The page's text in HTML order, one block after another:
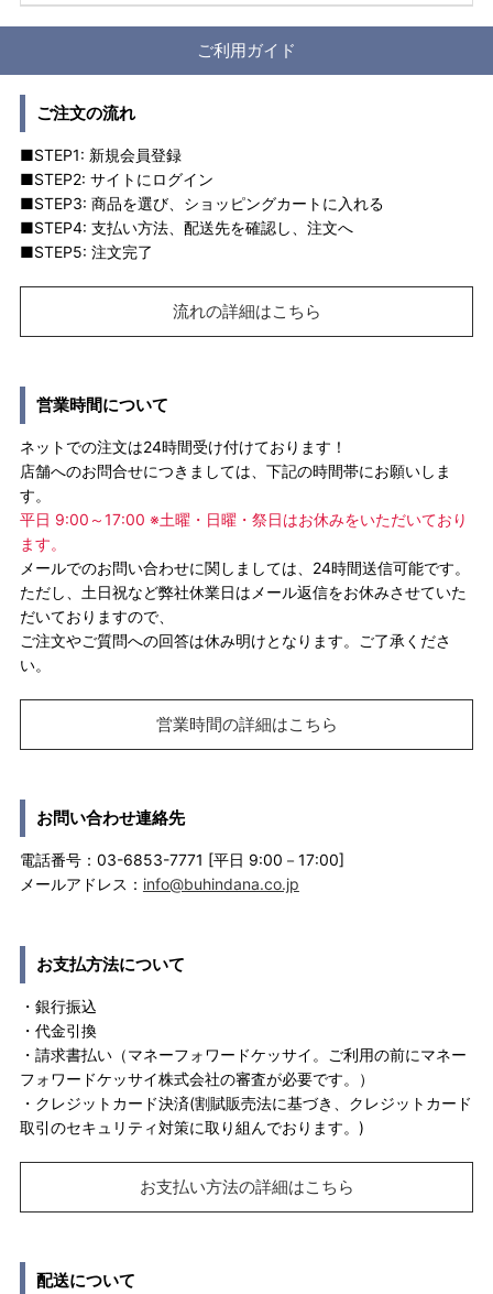
ご利用ガイド
ご注文の流れ
■STEP1: 新規会員登録
■STEP2: サイトにログイン
■STEP3: 商品を選び、ショッピングカートに入れる
■STEP4: 支払い方法、配送先を確認し、注文へ
■STEP5: 注文完了
流れの詳細はこちら
営業時間について
ネットでの注文は24時間受け付けております！
店舗へのお問合せにつきましては、下記の時間帯にお願いしま
す。
平日 9:00～17:00 ※土曜・日曜・祭日はお休みをいただいており
ます。
メールでのお問い合わせに関しましては、24時間送信可能です。
ただし、土日祝など弊社休業日はメール返信をお休みさせていた
だいておりますので、
ご注文やご質問への回答は休み明けとなります。ご了承くださ
い。
営業時間の詳細はこちら
お問い合わせ連絡先
電話番号：03-6853-7771 [平日 9:00－17:00]
メールアドレス： info@buhindana.co.jp
お支払方法について
・銀行振込
・代金引換
・請求書払い（マネーフォワードケッサイ。ご利用の前にマネー
フォワードケッサイ株式会社の審査が必要です。）
・クレジットカード決済(割賦販売法に基づき、クレジットカード
取引のセキュリティ対策に取り組んでおります。)
お支払い方法の詳細はこちら
配送について